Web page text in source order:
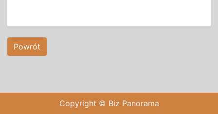
Powrót
Copyright © Biz Panorama